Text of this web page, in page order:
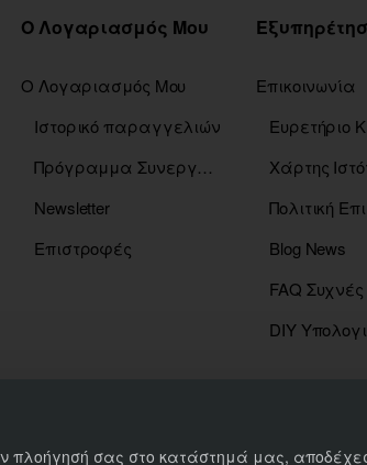
πλοήγησή σας στο κατάστημά μας,
Ο Λογαριασμός Μου
Ο Λογαριασμός Μου
Ιστορικό παραγγελιών
Πρόγραμμα Συνεργατών
Newsletter
Επιστροφές
Επικοινωνία
Χάρτης
Πολιτική
Blog News
FAQ
DIY